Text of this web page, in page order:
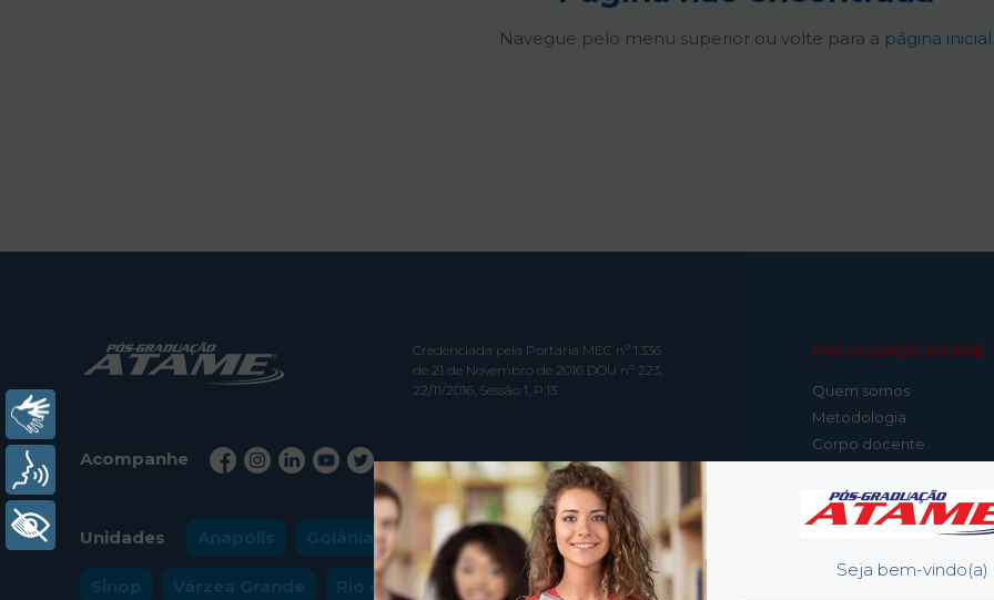
Navegue pelo menu superior ou volte para a página inicial
Credenciada pela Portaria MEC nº 1.336
de 21 de Novembro de 2016 DOU nº 223,
22/11/2016, Sessão 1, P.13
Acompanhe
Unidades Cuiabá Vila Velha
Rio de Janeiro Cascavel
FACULDADE ATAME
Quem somos
Metodologia
Corpo docente
Sobre LGPD
Contato
Seja bem-vindo(a)
Voz
+ Acessibilidade